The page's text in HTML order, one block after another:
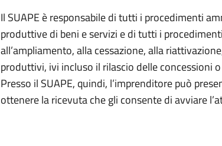
Il SUAPE è responsabile di tutti i procedimenti
produttive di beni e servizi e di tutti i
all’ampliamento, alla cessazione, alla
produttivi, ivi incluso il rilascio delle concessioni
Presso il SUAPE, quindi, l’imprenditore può
ottenere la ricevuta che gli consente di avviare